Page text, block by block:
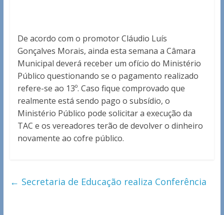
De acordo com o promotor Cláudio Luís
Gonçalves Morais, ainda esta semana a Câmara
Municipal deverá receber um ofício do Ministério
Público questionando se o pagamento realizado
refere-se ao 13º. Caso fique comprovado que
realmente está sendo pago o subsídio, o
Ministério Público pode solicitar a execução da
TAC e os vereadores terão de devolver o dinheiro
novamente ao cofre público.
← Secretaria de Educação realiza Conferência